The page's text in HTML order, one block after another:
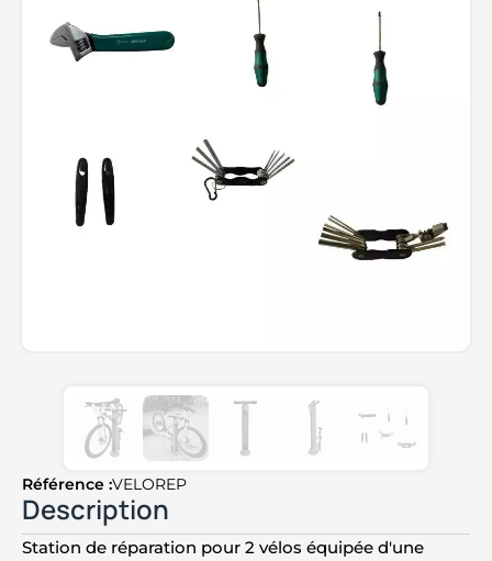
Référence :VELOREP
Description
Station de réparation pour 2 vélos équipée d'une